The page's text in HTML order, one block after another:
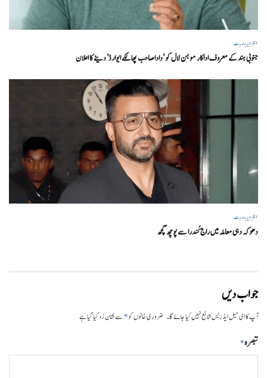
انٹرٹینمنٹ
جنوبی ہند کے معروف اداکار موہن لال کو ’داداصاحب پھالکے ایوارڈ‘ دینے کا اعلان
انٹرٹینمنٹ
دھوکہ دہی معاملہ میں راج کُندرا سے پوچھ گچھ
جواب دیں
آپ کا ای میل ایڈریس شائع نہیں کیا جائے گا۔ ضروری خانوں کو*سے نشان زد کیا گیا ہے
تبصرہ*